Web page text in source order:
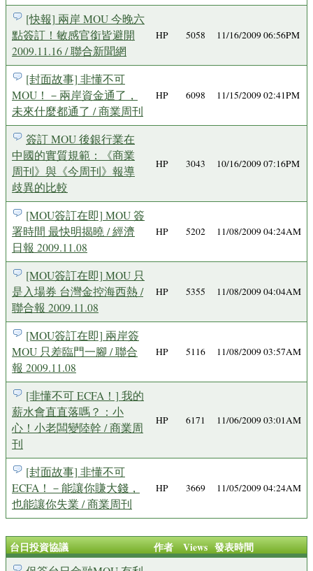
[快報] 兩岸 MOU 今晚六
點簽訂！敏感官銜皆避開
2009.11.16 / 聯合新聞網
HP 5058 11/16/2009 06:56PM
[封面故事] 非懂不可
MOU！－兩岸資金通了，
未來什麼都通了 / 商業周刊
HP 6098 11/15/2009 02:41PM
簽訂 MOU 後銀行業在
中國的實質規範：《商業
周刊》與《今周刊》報導
歧異的比較
HP 3043 10/16/2009 07:16PM
[MOU簽訂在即] MOU 簽
署時間 最快明揭曉 / 經濟
日報 2009.11.08
HP 5202 11/08/2009 04:24AM
[MOU簽訂在即] MOU 只
是入場券 台灣金控海西熱 /
聯合報 2009.11.08
HP 5355 11/08/2009 04:04AM
[MOU簽訂在即] 兩岸簽
MOU 只差臨門一腳 / 聯合
報 2009.11.08
HP 5116 11/08/2009 03:57AM
[非懂不可 ECFA！] 我的
薪水會直直落嗎？：小
心！小老闆變陸幹 / 商業周
刊
HP 6171 11/06/2009 03:01AM
[封面故事] 非懂不可
ECFA！－能讓你賺大錢，
也能讓你失業 / 商業周刊
HP 3669 11/05/2009 04:24AM
台日投資協議 作者 Views 發表時間